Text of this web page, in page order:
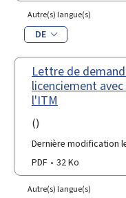
Autre(s) langue(s)
DE
Lettre de
licenciement
l'ITM
()
Dernière modification
PDF
32 Ko
Autre(s) langue(s)